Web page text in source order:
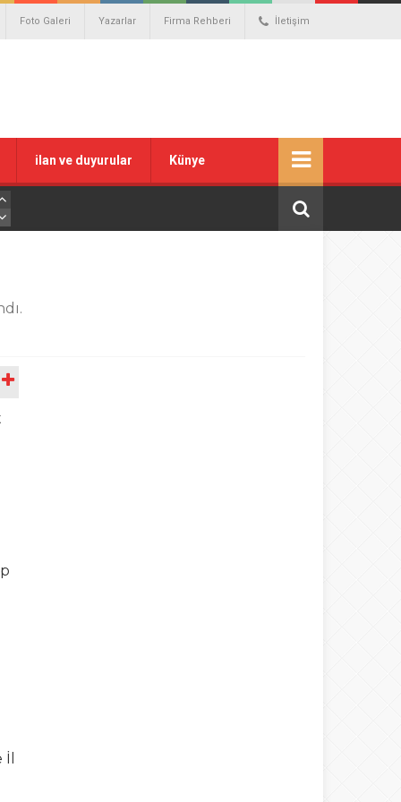
Foto Galeri Yazarlar Firma Rehberi İletişim
ilan ve duyurular Künye